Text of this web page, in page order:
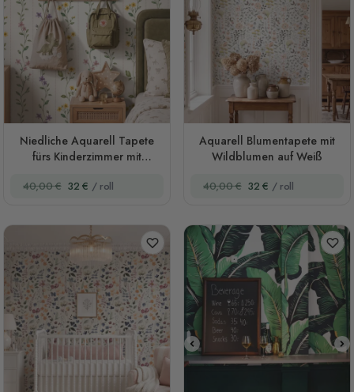
Niedliche Aquarell Tapete
fürs Kinderzimmer mit
40,00 € 32 € / roll
Aquarell Blumentapete mit
Wildblumen auf Weiß
40,00 € 32 € / roll